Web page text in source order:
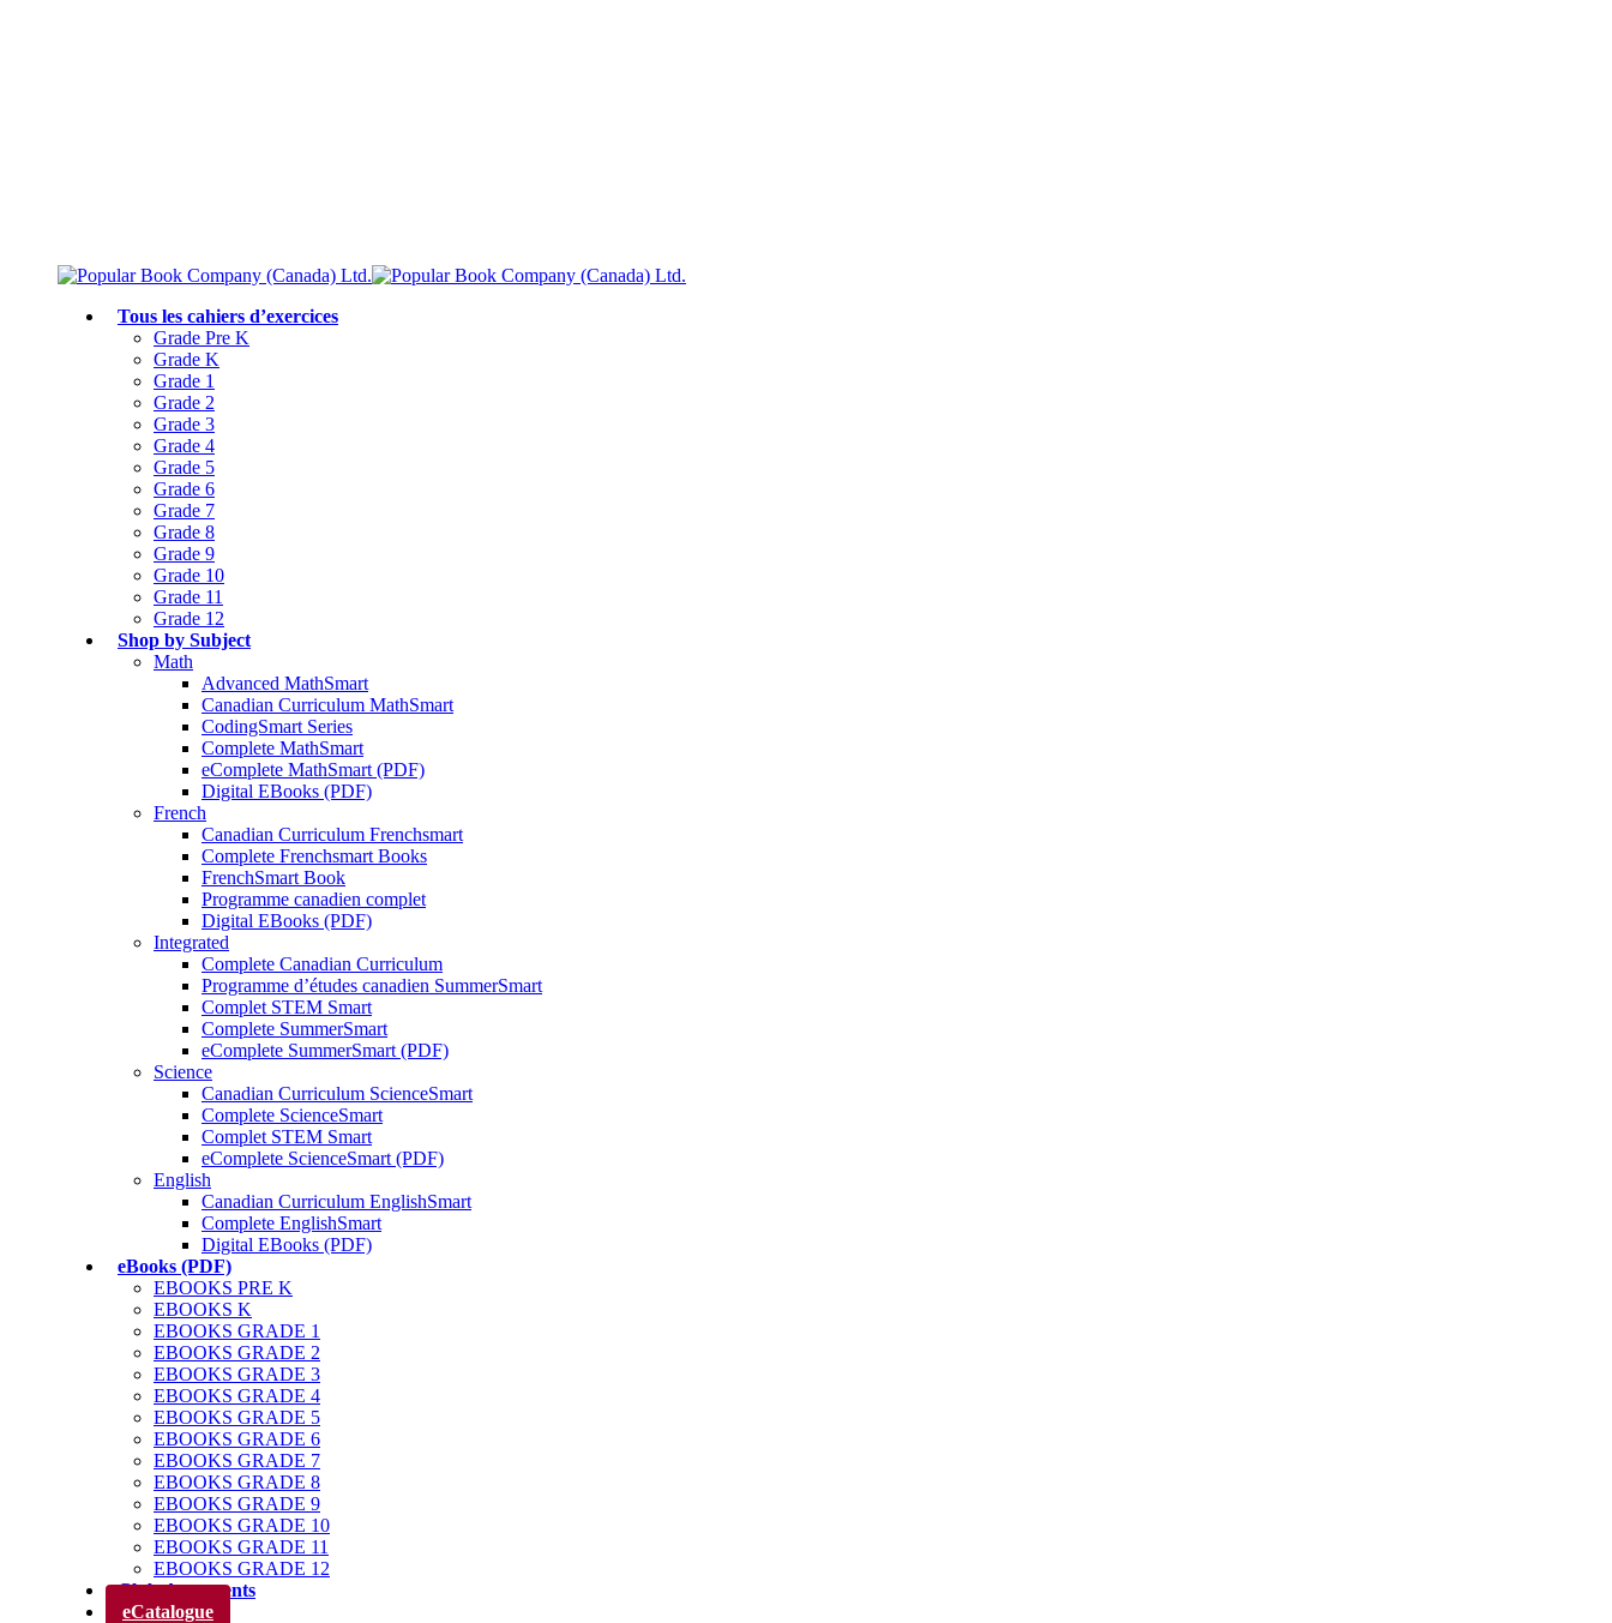
Tous les cahiers d’exercices
Grade Pre K
Grade K
Grade 1
Grade 2
Grade 3
Grade 4
Grade 5
Grade 6
Grade 7
Grade 8
Grade 9
Grade 10
Grade 11
Grade 12
Shop by Subject
Math
Advanced MathSmart
Canadian Curriculum MathSmart
CodingSmart Series
Complete MathSmart
eComplete MathSmart (PDF)
Digital EBooks (PDF)
French
Canadian Curriculum Frenchsmart
Complete Frenchsmart Books
FrenchSmart Book
Programme canadien complet
Digital EBooks (PDF)
Integrated
Complete Canadian Curriculum
Programme d’études canadien SummerSmart
Complet STEM Smart
Complete SummerSmart
eComplete SummerSmart (PDF)
Science
Canadian Curriculum ScienceSmart
Complete ScienceSmart
Complet STEM Smart
eComplete ScienceSmart (PDF)
English
Canadian Curriculum EnglishSmart
Complete EnglishSmart
Digital EBooks (PDF)
eBooks (PDF)
EBOOKS PRE K
EBOOKS K
EBOOKS GRADE 1
EBOOKS GRADE 2
EBOOKS GRADE 3
EBOOKS GRADE 4
EBOOKS GRADE 5
EBOOKS GRADE 6
EBOOKS GRADE 7
EBOOKS GRADE 8
EBOOKS GRADE 9
EBOOKS GRADE 10
EBOOKS GRADE 11
EBOOKS GRADE 12
Club des parents
eCatalogue